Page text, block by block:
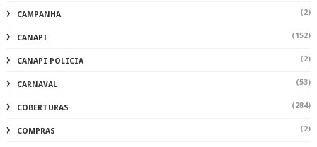
CAMPANHA (2)
CANAPI (152)
CANAPI POLÍCIA (2)
CARNAVAL (53)
COBERTURAS (284)
COMPRAS (2)